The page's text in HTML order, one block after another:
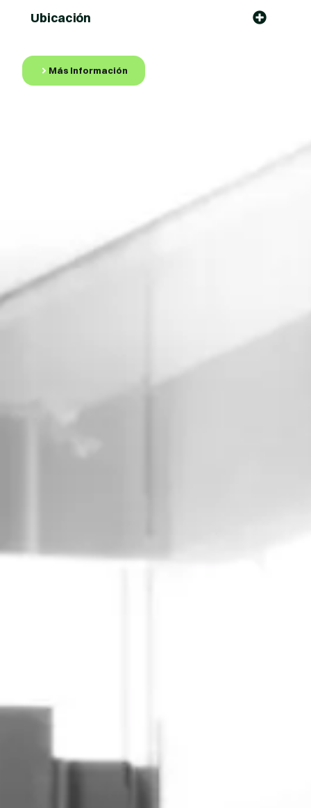
Ubicación
Más Información